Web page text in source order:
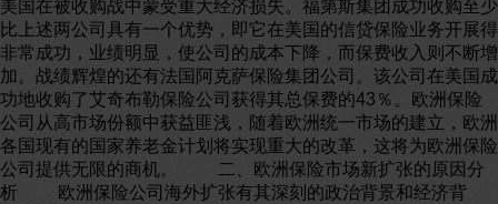
美国在被收购战中蒙受重大经济损失。福第斯集团成功收购至少
比上述两公司具有一个优势，即它在美国的信贷保险业务开展得
非常成功，业绩明显，使公司的成本下降，而保费收入则不断增
加。战绩辉煌的还有法国阿克萨保险集团公司。该公司在美国成
功地收购了艾奇布勒保险公司获得其总保费的43％。欧洲保险
公司从高市场份额中获益匪浅，随着欧洲统一市场的建立，欧洲
各国现有的国家养老金计划将实现重大的改革，这将为欧洲保险
公司提供无限的商机。 二、欧洲保险市场新扩张的原因分
析 欧洲保险公司海外扩张有其深刻的政治背景和经济背